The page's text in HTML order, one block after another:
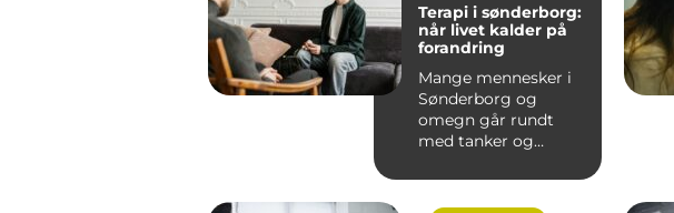
Terapi i sønderborg:
når livet kalder på
forandring
Mange mennesker i
Sønderborg og
omegn går rundt
med tanker og
mere end godt er....